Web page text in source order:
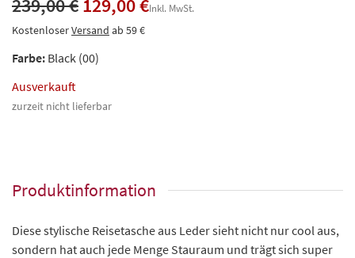
Inkl. MwSt.
KostenloserVersand ab 59 €
Farbe: Black (00)
Ausverkauft
zurzeit nicht lieferbar
Produktinformation
Diese stylische Reisetasche aus Leder sieht nicht nur cool aus,
sondern hat auch jede Menge Stauraum und trägt sich super